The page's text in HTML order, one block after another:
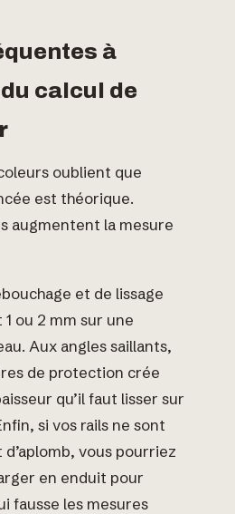
à
calcul de
oublient que
est théorique.
augmentent la mesure
et de lissage
ou 2 mm sur une
Aux angles saillants,
de protection crée
qu’il faut lisser sur
si vos rails ne sont
vous pourriez
en enduit pour
fausse les mesures